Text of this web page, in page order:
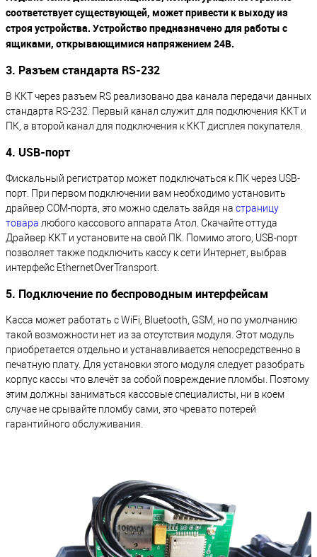
соответствует существующей, может привести к выходу из
строя устройства. Устройство предназначено для работы с
ящиками, открывающимися напряжением 24В.
3. Разъем стандарта RS-232
В ККТ через разъем RS реализовано два канала передачи данных
стандарта RS-232. Первый канал служит для подключения ККТ и
ПК, а второй канал для подключения к ККТ дисплея покупателя.
4. USB-порт
Фискальный регистратор может подключаться к ПК через USB-
порт. При первом подключении вам необходимо установить
драйвер COM-порта, это можно сделать зайдя на страницу
товара любого кассового аппарата Атол. Скачайте оттуда
Драйвер ККТ и установите на свой ПК. Помимо этого, USB-порт
позволяет также подключить кассу к сети Интернет, выбрав
интерфейс EthernetOverTransport.
5. Подключение по беспроводным интерфейсам
Касса может работать с WiFi, Bluetooth, GSM, но по умолчанию
такой возможности нет из за отсутствия модуля. Этот модуль
приобретается отдельно и устанавливается непосредственно в
печатную плату. Для установки этого модуля следует разобрать
корпус кассы что влечёт за собой повреждение пломбы. Поэтому
этим должны заниматься кассовые специалисты, ни в коем
случае не срывайте пломбу сами, это чревато потерей
гарантийного обслуживания.